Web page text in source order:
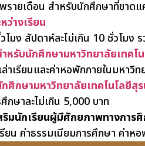
ายเดือน สำหรับนักศึกษาที่ขาด
ว่างเรียน
โมง สัปดาห์ละไม่เกิน 10 ชั่วโมง
หรับนักศึกษามหาวิทยาลัยเทคโ
าเรียนและค่าหอพักภายในมหาวิ
ศึกษามหาวิทยาลัยเทคโนโลยีสุ
กษาละไม่เกิน 5,000 บาท
มนักเรียนผู้มีศักยภาพทางการ
รียน ค่าธรรมเนียมการศึกษา ค่า